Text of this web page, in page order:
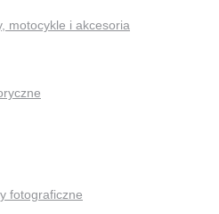
motocykle i akcesoria
fotograficzne